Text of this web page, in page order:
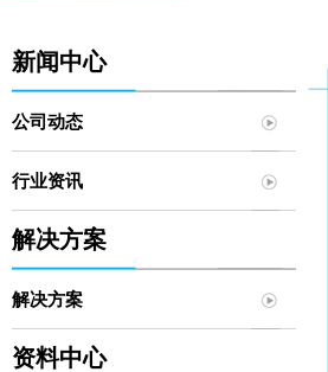
新闻中心
公司动态
行业资讯
解决方案
解决方案
资料中心